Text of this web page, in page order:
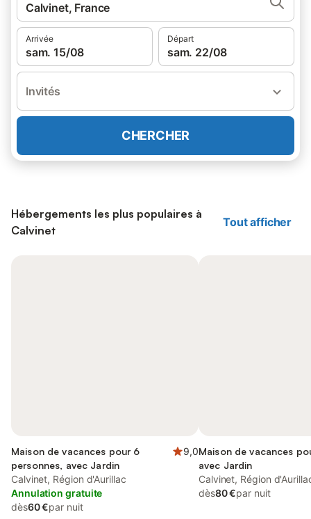
Calvinet, France
Arrivée
sam. 15/08
Départ
sam. 22/08
Invités
CHERCHER
Hébergements les plus populaires à
Calvinet
Tout afficher
Maison de vacances pour 6
personnes, avec Jardin
9,0
Calvinet, Région d'Aurillac
Annulation gratuite
dès60 €par nuit
Maison de vacances
avec Jardin
Calvinet, Région
dès80 €par nuit